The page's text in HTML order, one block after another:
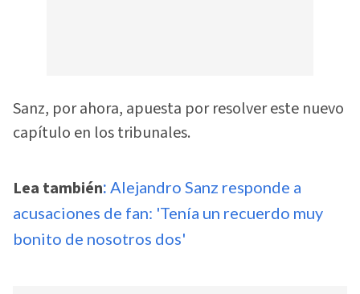
Sanz, por ahora, apuesta por resolver este nuevo
capítulo en los tribunales.
Lea también: Alejandro Sanz responde a
acusaciones de fan: 'Tenía un recuerdo muy
bonito de nosotros dos'